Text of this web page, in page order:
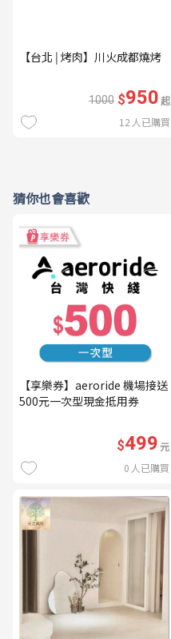
【台北 | 烤肉】川火成都燒烤
1000 $950起
12 人已購買
猜你也會喜歡
【享樂券】aeroride 機場接送
500元一次型現金抵用券
$499元
0 人已購買